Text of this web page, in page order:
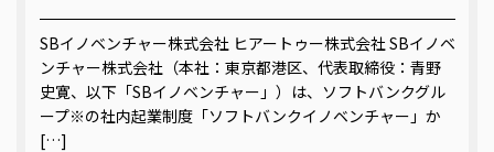
SBイノベンチャー株式会社 ヒアートゥー株式会社 SBイノベ
ンチャー株式会社（本社：東京都港区、代表取締役：青野
史寛、以下「SBイノベンチャー」）は、ソフトバンクグル
ープ※の社内起業制度「ソフトバンクイノベンチャー」か
[…]